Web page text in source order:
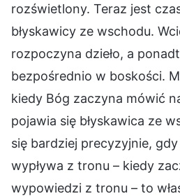
rozświetlony. Teraz jest
błyskawicy ze wschodu.
rozpoczyna dzieło, a
bezpośrednio w boskości.
kiedy Bóg zaczyna mówić
pojawia się błyskawica ze
się bardziej precyzyjnie,
wypływa z tronu – kiedy
wypowiedzi z tronu – to